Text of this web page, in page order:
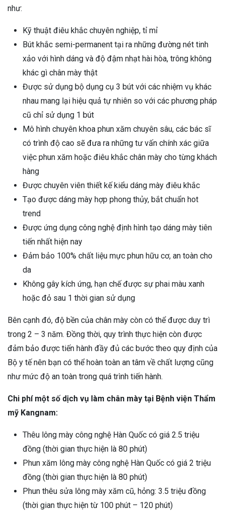
như:
Kỹ thuật điêu khắc chuyên nghiệp, tỉ mỉ
Bút khắc semi-permanent tại ra những đường nét tinh
xảo với hình dáng và độ đậm nhạt hài hòa, trông không
khác gì chân mày thật
Được sử dụng bộ dụng cụ 3 bút với các nhiệm vụ khác
nhau mang lại hiệu quả tự nhiên so với các phương pháp
cũ chỉ sử dụng 1 bút
Mô hình chuyên khoa phun xăm chuyên sâu, các bác sĩ
có trình độ cao sẽ đưa ra những tư vấn chính xác giữa
việc phun xăm hoặc điêu khắc chân mày cho từng khách
hàng
Được chuyên viên thiết kế kiểu dáng mày điêu khắc
Tạo được dáng mày hợp phong thủy, bắt chuẩn hot
trend
Được ứng dụng công nghệ định hình tạo dáng mày tiên
tiến nhất hiện nay
Đảm bảo 100% chất liệu mực phun hữu cơ, an toàn cho
da
Không gây kích ứng, hạn chế được sự phai màu xanh
hoặc đỏ sau 1 thời gian sử dụng
Bên cạnh đó, độ bền của chân mày còn có thể được duy trì
trong 2 – 3 năm. Đồng thời, quy trình thực hiện còn được
đảm bảo được tiến hành đầy đủ các bước theo quy định của
Bộ y tế nên bạn có thể hoàn toàn an tâm về chất lượng cũng
như mức độ an toàn trong quá trình tiến hành.
Chi phí một số dịch vụ làm chân mày tại Bệnh viện Thẩm
mỹ Kangnam:
Thêu lông mày công nghệ Hàn Quốc có giá 2.5 triệu
đồng (thời gian thực hiện là 80 phút)
Phun xăm lông mày công nghệ Hàn Quốc có giá 2 triệu
đồng (thời gian thực hiện là 80 phút)
Phun thêu sửa lông mày xăm cũ, hỏng: 3.5 triệu đồng
(thời gian thực hiện từ 100 phút – 120 phút)